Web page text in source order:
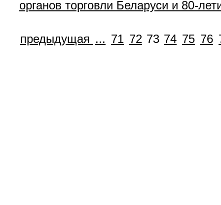
органов торговли Беларуси и 80-
предыдущая ... 71 72 73 74 75 76